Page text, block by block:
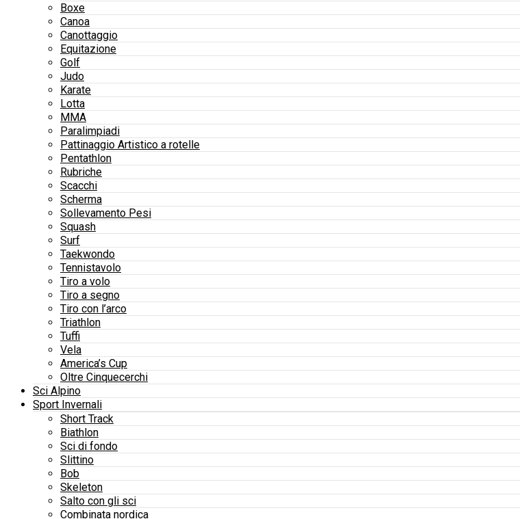
Boxe
Canoa
Canottaggio
Equitazione
Golf
Judo
Karate
Lotta
MMA
Paralimpiadi
Pattinaggio Artistico a rotelle
Pentathlon
Rubriche
Scacchi
Scherma
Sollevamento Pesi
Squash
Surf
Taekwondo
Tennistavolo
Tiro a volo
Tiro a segno
Tiro con l’arco
Triathlon
Tuffi
Vela
America’s Cup
Oltre Cinquecerchi
Sci Alpino
Sport Invernali
Short Track
Biathlon
Sci di fondo
Slittino
Bob
Skeleton
Salto con gli sci
Combinata nordica